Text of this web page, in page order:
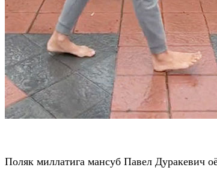
Поляк миллатига мансуб Павел Дуракевич